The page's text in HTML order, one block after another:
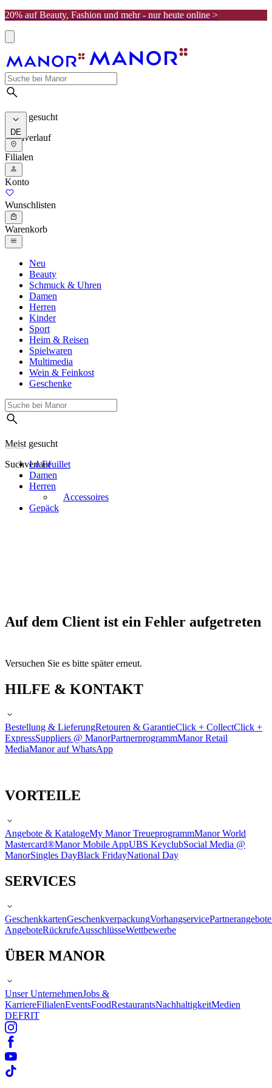
20% auf Beauty, Fashion und mehr - nur heute online >
Meist gesucht
Suchverlauf
DE
Filialen
Konto
Wunschlisten
Warenkorb
Neu
Beauty
Schmuck & Uhren
Damen
Herren
Kinder
Sport
Heim & Reisen
Spielwaren
Multimedia
Wein & Feinkost
Geschenke
Meist gesucht
SuchverlaufLe Feuillet
Damen
Herren
Accessoires
Gepäck
Auf dem Client ist ein Fehler aufgetreten
Versuchen Sie es bitte später erneut.
HILFE & KONTAKT
Bestellung & LieferungRetouren & GarantieClick + CollectClick +
ExpressSuppliers @ ManorPartnerprogrammManor Retail
MediaManor auf WhatsApp
VORTEILE
Angebote & KatalogeMy Manor TreueprogrammManor World
Mastercard®Manor Mobile AppUBS KeyclubSocial Media @
ManorSingles DayBlack FridayNational Day
SERVICES
GeschenkkartenGeschenkverpackungVorhangservicePartnerangebote
AngeboteRückrufeAusschlüsseWettbewerbe
ÜBER MANOR
Unser UnternehmenJobs &
KarriereFilialenEventsFoodRestaurantsNachhaltigkeitMedien
DEFRIT